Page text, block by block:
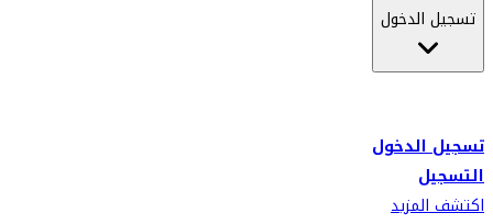
تسجيل الدخول
تسجيل الدخول
التسجيل
اكتشف المزيد